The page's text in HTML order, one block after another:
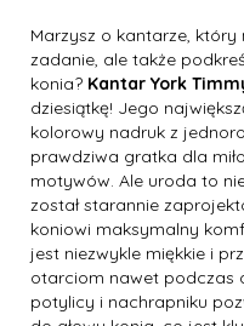
Marzysz o kantarze, który
zadanie, ale także
konia? Kantar York
dziesiątkę! Jego
kolorowy nadruk z
prawdziwa gratka dla
motywów. Ale uroda to
został starannie
koniowi maksymalny
jest niezwykle miękkie i
otarciom nawet podczas
potylicy i nachrapniku